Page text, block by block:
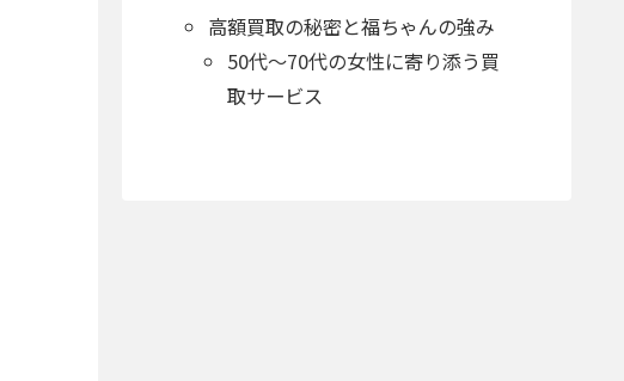
高額買取の秘密と福ちゃんの強み
50代〜70代の女性に寄り添う買
取サービス